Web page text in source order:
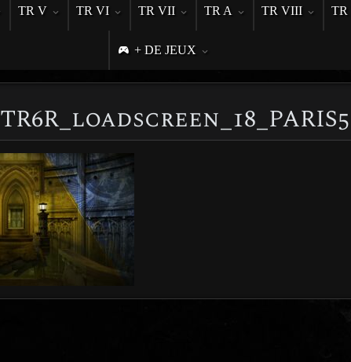
TR V TR VI TR VII TR A TR VIII TR
+ DE JEUX
TR6R_loadscreen_18_PARIS5